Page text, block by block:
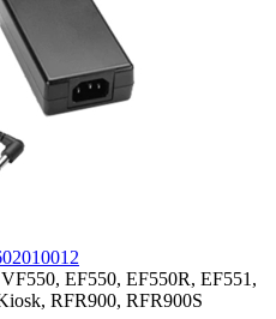
EF550, EF550R, EF551,
RFR900, RFR900S